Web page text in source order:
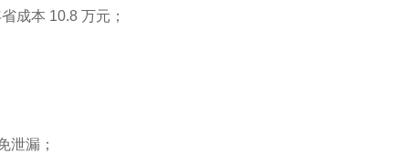
成本 10.8 万元；
泄漏；